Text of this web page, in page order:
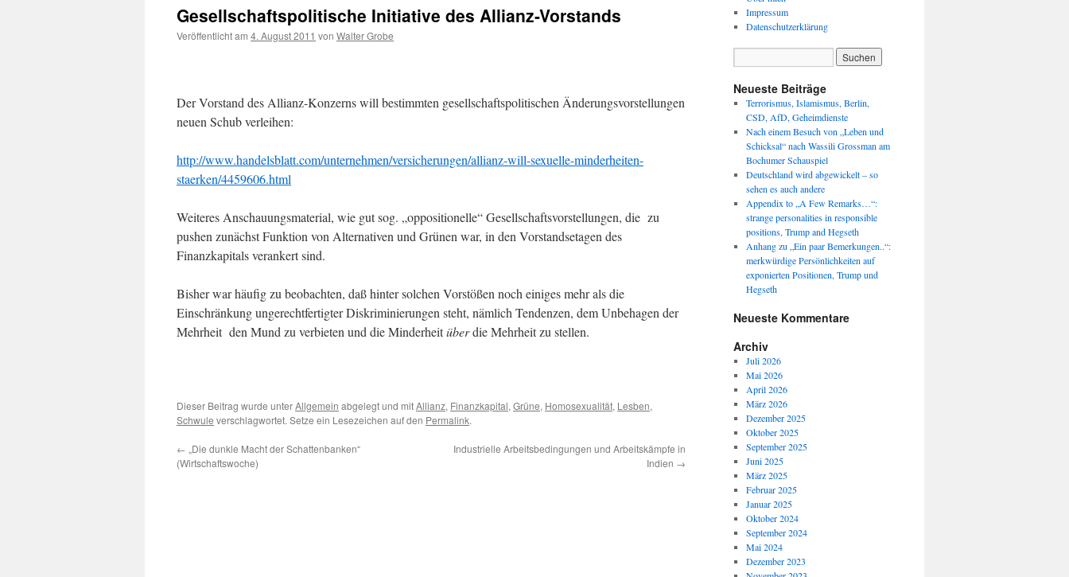
Gesellschaftspolitische Initiative des Allianz-Vorstands
Veröffentlicht am 4. August 2011 von Walter Grobe
Der Vorstand des Allianz-Konzerns will bestimmten gesellschaftspolitischen Änderungsvorstellungen
neuen Schub verleihen:
http://www.handelsblatt.com/unternehmen/versicherungen/allianz-will-sexuelle-minderheiten-
staerken/4459606.html
Weiteres Anschauungsmaterial, wie gut sog. „oppositionelle“ Gesellschaftsvorstellungen, die zu
pushen zunächst Funktion von Alternativen und Grünen war, in den Vorstandsetagen des
Finanzkapitals verankert sind.
Bisher war häufig zu beobachten, daß hinter solchen Vorstößen noch einiges mehr als die
Einschränkung ungerechtfertigter Diskriminierungen steht, nämlich Tendenzen, dem Unbehagen der
Mehrheit den Mund zu verbieten und die Minderheitüberdie Mehrheit zu stellen.
Dieser Beitrag wurde unterAllgemein abgelegt und mitAllianz, Finanzkapital, Grüne, Homosexualität, Lesben,
Schwule verschlagwortet. Setze ein Lesezeichen auf den Permalink.
← „Die dunkle Macht der Schattenbanken“
(Wirtschaftswoche)
Industrielle Arbeitsbedingungen und Arbeitskämpfe in
Indien →
Impressum
Datenschutzerklärung
Neueste Beiträge
Terrorismus, Islamismus, Berlin,
CSD, AfD, Geheimdienste
Nach einem Besuch von „Leben und
Schicksal“ nach Wassili Grossman am
Bochumer Schauspiel
Deutschland wird abgewickelt – so
sehen es auch andere
Appendix to „A Few Remarks…“:
strange personalities in responsible
positions, Trump and Hegseth
Anhang zu „Ein paar Bemerkungen..“:
merkwürdige Persönlichkeiten auf
exponierten Positionen, Trump und
Hegseth
Neueste Kommentare
Archiv
Juli 2026
Mai 2026
April 2026
März 2026
Dezember 2025
Oktober 2025
September 2025
Juni 2025
März 2025
Februar 2025
Januar 2025
Oktober 2024
September 2024
Mai 2024
Dezember 2023